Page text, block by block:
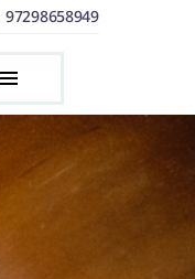
97298658949